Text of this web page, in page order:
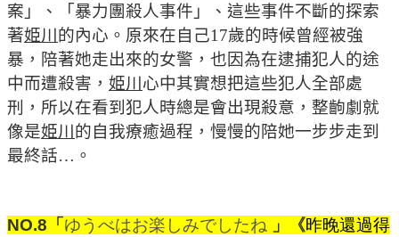
案」、「暴力團殺人事件」、這些事件不斷的探索
著姫川 的內心。原來在自己17歲的時候曾經被強
暴，陪著她走出來的女警，也因為在逮捕犯人的途
中而遭殺害， 姫川 心中其實想把這些犯人全部處
刑，所以在看到犯人時總是會出現殺意，整齣劇就
像是姫川 的自我療癒過程，慢慢的陪她一步步走到
最終話…。
NO.8 「 ゆうべはお楽しみでしたね 」《昨晚還過得